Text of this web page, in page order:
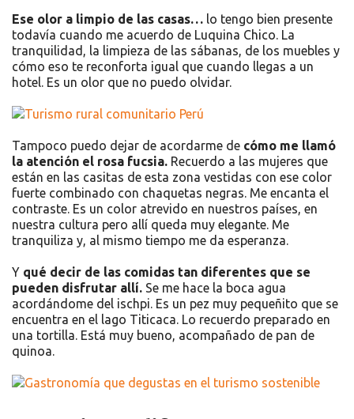
Ese olor a limpio de las casas… lo tengo bien presente
todavía cuando me acuerdo de Luquina Chico. La
tranquilidad, la limpieza de las sábanas, de los muebles y
cómo eso te reconforta igual que cuando llegas a un
hotel. Es un olor que no puedo olvidar.
Tampoco puedo dejar de acordarme de cómo me llamó
la atención el rosa fucsia. Recuerdo a las mujeres que
están en las casitas de esta zona vestidas con ese color
fuerte combinado con chaquetas negras. Me encanta el
contraste. Es un color atrevido en nuestros países, en
nuestra cultura pero allí queda muy elegante. Me
tranquiliza y, al mismo tiempo me da esperanza.
Y qué decir de las comidas tan diferentes que se
pueden disfrutar allí. Se me hace la boca agua
acordándome del ischpi. Es un pez muy pequeñito que se
encuentra en el lago Titicaca. Lo recuerdo preparado en
una tortilla. Está muy bueno, acompañado de pan de
quinoa.